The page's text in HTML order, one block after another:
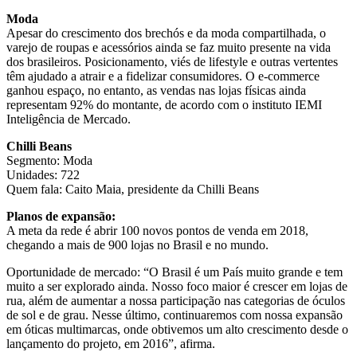
Moda
Apesar do crescimento dos brechós e da moda compartilhada, o
varejo de roupas e acessórios ainda se faz muito presente na vida
dos brasileiros. Posicionamento, viés de lifestyle e outras vertentes
têm ajudado a atrair e a fidelizar consumidores. O e-commerce
ganhou espaço, no entanto, as vendas nas lojas físicas ainda
representam 92% do montante, de acordo com o instituto IEMI
Inteligência de Mercado.
Chilli Beans
Segmento: Moda
Unidades: 722
Quem fala: Caito Maia, presidente da Chilli Beans
Planos de expansão:
A meta da rede é abrir 100 novos pontos de venda em 2018,
chegando a mais de 900 lojas no Brasil e no mundo.
Oportunidade de mercado: “O Brasil é um País muito grande e tem
muito a ser explorado ainda. Nosso foco maior é crescer em lojas de
rua, além de aumentar a nossa participação nas categorias de óculos
de sol e de grau. Nesse último, continuaremos com nossa expansão
em óticas multimarcas, onde obtivemos um alto crescimento desde o
lançamento do projeto, em 2016”, afirma.